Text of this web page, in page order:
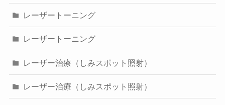
レーザートーニング
レーザートーニング
レーザー治療（しみスポット照射）
レーザー治療（しみスポット照射）